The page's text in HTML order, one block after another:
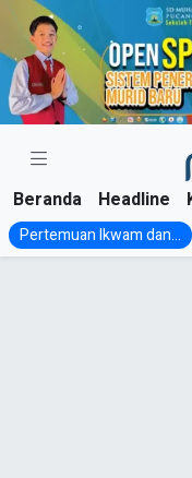
Skip
content
Beranda Headline
Pertemuan Ikwam dan...